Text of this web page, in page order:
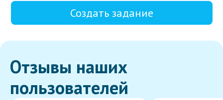
Создать задание
Отзывы наших
пользователей